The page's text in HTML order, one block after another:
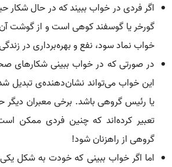
اگر فردی در خواب ببیند که در حال شکار
گورخر یا گوسفند کوهی است و از گوشت
خواب نماد سود، نفع و بهره‌برداری در
در صورتی که در خواب ببینی شکارهای
این خواب می‌تواند نشان‌دهنده‌ی تبدیل
یا رئیس گروهی باشد. برخی معبران دیگر
تعبیر کرده‌اند که چنین فردی ممکن
گروهی از راهزنان شود!
اما اگر خواب ببینی که خودت به شکل یکی